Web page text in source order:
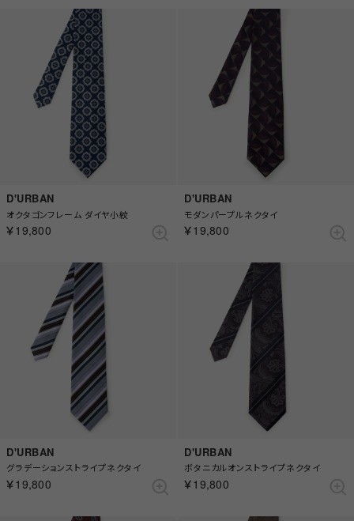
D'URBAN
オクタゴンフレーム ダイヤ小紋
￥19,800
D'URBAN
モダンパープルネクタイ
￥19,800
D'URBAN
グラデーションストライプネクタイ
￥19,800
D'URBAN
ボタニカルオンストライプネクタイ
￥19,800